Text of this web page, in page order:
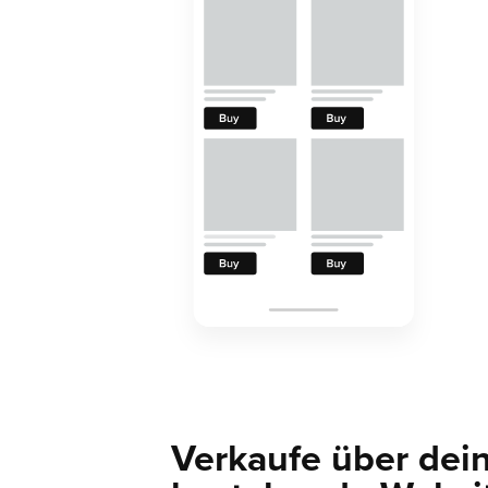
Verkaufe über